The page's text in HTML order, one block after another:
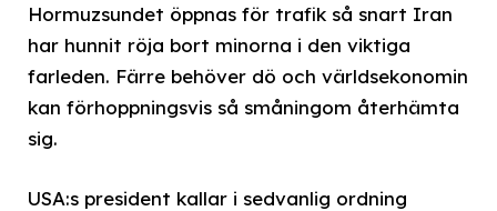
Hormuzsundet öppnas för trafik så snart Iran
har hunnit röja bort minorna i den viktiga
farleden. Färre behöver dö och världsekonomin
kan förhoppningsvis så småningom återhämta
sig.
USA:s president kallar i sedvanlig ordning